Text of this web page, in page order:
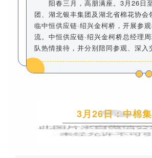
阳春三月，高朋满座。3月26日
团、湖北银丰集团及湖北省棉花协会
临中恒供应链·绍兴金柯桥，开展参
流。中恒供应链·绍兴金柯桥总经理
队热情接待，并分别陪同参观、深入
3月26日：中棉